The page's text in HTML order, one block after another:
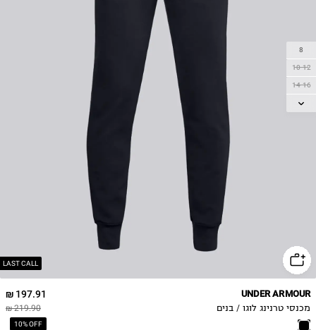
LAST CALL
8
10-12
14-16
18-20
197.91 ₪
219.90 ₪
10% OFF
UNDER ARMOUR
מכנסי טרנינג לוגו / בנים